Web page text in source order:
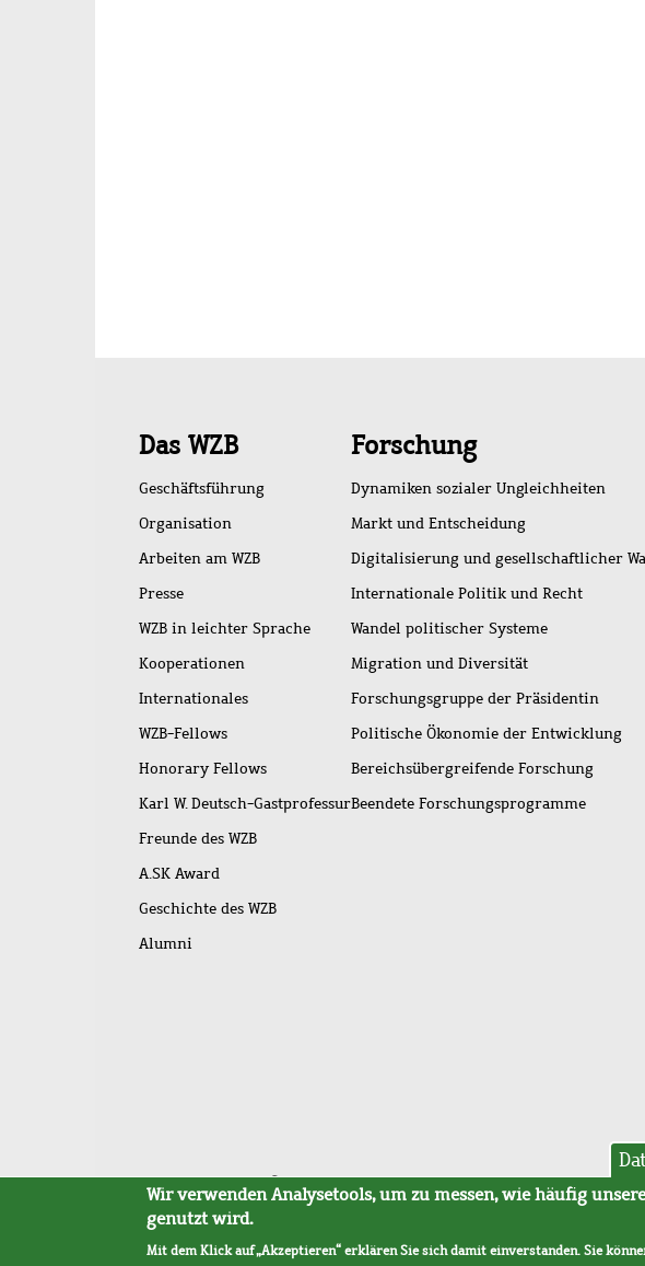
Schnellzugriff
Das WZB
Geschäftsführung
Organisation
Arbeiten am WZB
Presse
WZB in leichter Sprache
Kooperationen
Internationales
WZB-Fellows
Honorary Fellows
Karl W. Deutsch-Gastprofessur
Freunde des WZB
A.SK Award
Geschichte des WZB
Alumni
Forschung
Dynamiken sozialer Ungleichheiten
Markt und Entscheidung
Digitalisierung und gesellschaftlicher
Internationale Politik und Recht
Wandel politischer Systeme
Migration und Diversität
Forschungsgruppe der Präsidentin
Politische Ökonomie der Entwicklung
Bereichsübergreifende Forschung
Beendete Forschungsprogramme
Fußleistenmenü
SitemapBarrierefreiheitImpressumDatenschutzAVB
Wir verwenden Analysetools, um zu messen, wie häufig
genutzt wird.
Mit dem Klick auf „Akzeptieren“ erklären Sie sich damit einverstanden. Sie